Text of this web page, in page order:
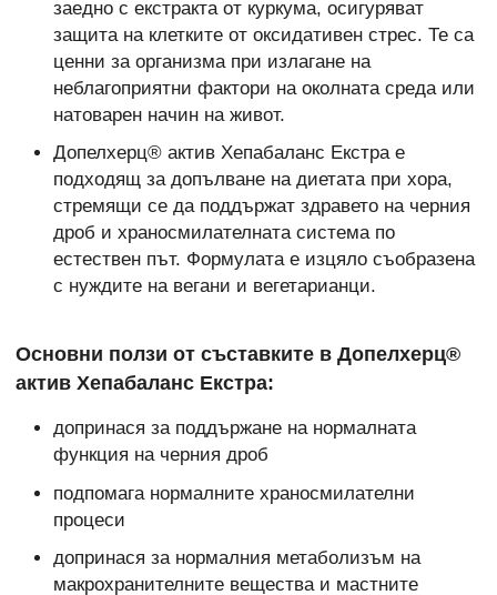
заедно с екстракта от куркума, осигуряват
защита на клетките от оксидативен стрес. Те са
ценни за организма при излагане на
неблагоприятни фактори на околната среда или
натоварен начин на живот.
Допелхерц® актив Хепабаланс Екстра е
подходящ за допълване на диетата при хора,
стремящи се да поддържат здравето на черния
дроб и храносмилателната система по
естествен път. Формулата е изцяло съобразена
с нуждите на вегани и вегетарианци.
Основни ползи от съставките в Допелхерц®
актив Хепабаланс Екстра:
допринася за поддържане на нормалната
функция на черния дроб
подпомага нормалните храносмилателни
процеси
допринася за нормалния метаболизъм на
макрохранителните вещества и мастните